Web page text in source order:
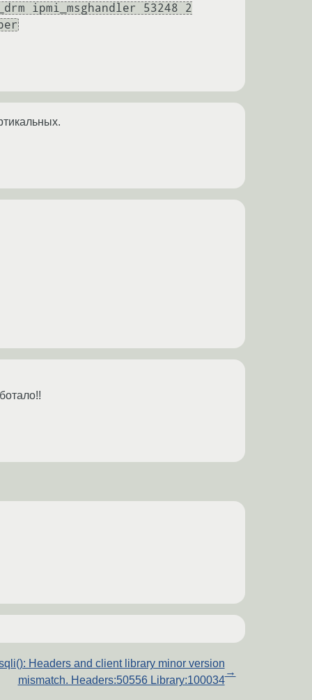
ipmi_msghandler 53248 2
Headers and client library minor version
mismatch. Headers:50556 Library:100034
→